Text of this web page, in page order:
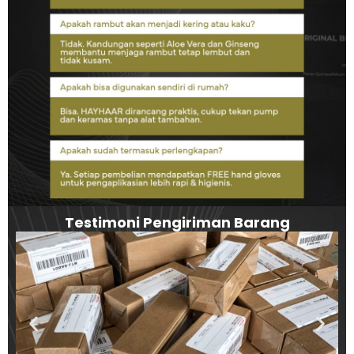
Testimoni Pengiriman Barang